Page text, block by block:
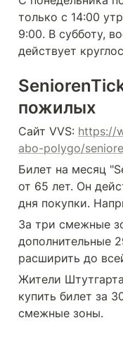
только с 14:00
9:00. В субботу,
действует
пожилых
Сайт VVS: https://
abo-polygo/
Билет на месяц
от 65 лет. Он
дня покупки.
За три смежные
дополнительные
расширить до
Жители
купить билет за
смежные зоны.